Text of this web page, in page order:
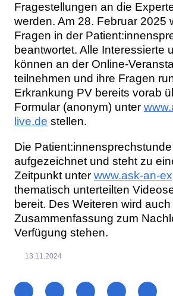
Fragestellungen an die
werden. Am 28. Februar 2025
Fragen in der
beantwortet. Alle Interessierte
können an der Online-
teilnehmen und ihre Fragen
Erkrankung PV bereits vorab
Formular (anonym) unter
live.de stellen.
Die Patient:innensprechstunde
aufgezeichnet und steht zu
Zeitpunkt unter www.ask-an-
thematisch unterteilten
bereit. Des Weiteren wird
Zusammenfassung zum
Verfügung stehen.
13.11.2024